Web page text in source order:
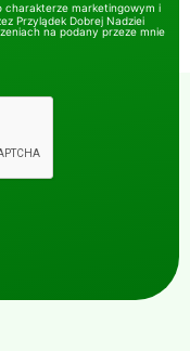
charakterze marketingowym i
Przylądek Dobrej Nadziei
na podany przeze mnie